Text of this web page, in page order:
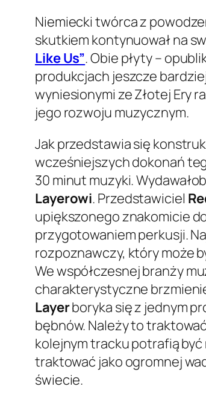
Niemiecki twórca z
skutkiem kontynuował na
Like Us”. Obie płyty –
produkcjach jeszcze
wyniesionymi ze Złotej Ery
jego rozwoju muzycznym.
Jak przedstawia się
wcześniejszych dokonań
30 minut muzyki.
Layerowi. Przedstawiciel
upiększonego znakomicie
przygotowaniem perkusji.
rozpoznawczy, który może
We współczesnej branży
charakterystyczne
Layerboryka się z jednym
bębnów. Należy to
kolejnym tracku potrafią
traktować jako ogromnej
świecie.